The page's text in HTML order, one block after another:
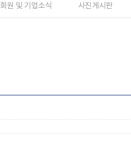
회원 및 기업소식 사진게시판